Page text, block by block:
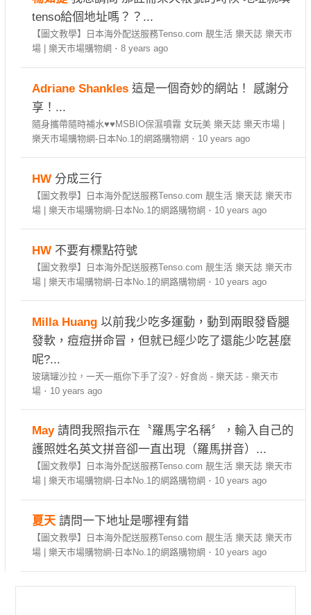
tenso給個地址嗎？？...
【圖文教學】日本海外配送服務Tenso.com 靚生活 樂天誌 樂天市
場 | 樂天市場購物網 ·8 years ago
Adriane Shankles 這是一個奇妙的網站！ 感謝分
享！...
隨身攜帶隨時補水♥♥MSBIO保濕噴霧 女玩美 樂天誌 樂天市場 |
樂天市場購物網-日本No.1的網路購物網 · 10 years ago
HW 分成三行
【圖文教學】日本海外配送服務Tenso.com 靚生活 樂天誌 樂天市
場 | 樂天市場購物網-日本No.1的網路購物網 · 10 years ago
HW 不要有標點符號
【圖文教學】日本海外配送服務Tenso.com 靚生活 樂天誌 樂天市
場 | 樂天市場購物網-日本No.1的網路購物網 · 10 years ago
Milla Huang 以前我少吃多運動，動到兩眼發昏腿
發軟，痘痘拼命冒，但就已經少吃了還能少吃甚麼
呢?...
玻璃罐沙拉，一天一瓶你下手了沒? - 好食尚 - 樂天誌 - 樂天市
場 · 10 years ago
May 請問我照指示在〝羅馬字名稱〞，輸入自己的
護照姓名英文拼音卻一直出現（羅馬拼音）...
【圖文教學】日本海外配送服務Tenso.com 靚生活 樂天誌 樂天市
場 | 樂天市場購物網-日本No.1的網路購物網 · 10 years ago
夏天 請問一下地址是哪裡有錯
【圖文教學】日本海外配送服務Tenso.com 靚生活 樂天誌 樂天市
場 | 樂天市場購物網-日本No.1的網路購物網 · 10 years ago